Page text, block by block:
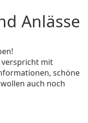
Anlässe
verspricht mit
schöne
auch noch